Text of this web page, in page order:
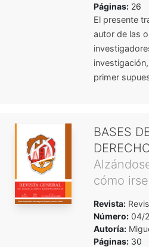
Páginas:26
El presente
autor de las
primer
BASES
cómo
Revista:
Número:04/
Autoría:
Páginas:30